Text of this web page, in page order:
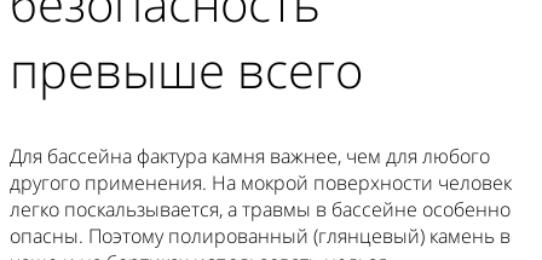
превыше всего
Для бассейна фактура камня важнее, чем для любого
другого применения. На мокрой поверхности человек
легко поскальзывается, а травмы в бассейне особенно
опасны. Поэтому полированный (глянцевый) камень в